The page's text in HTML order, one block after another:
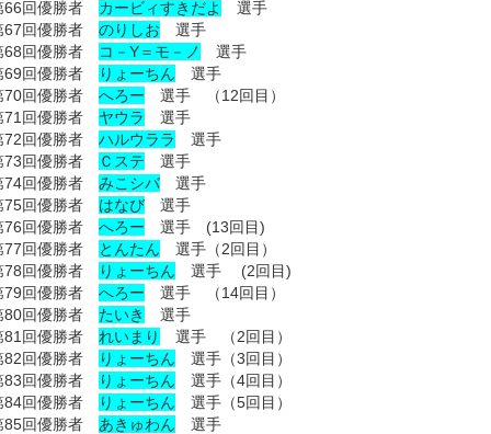
66回優勝者 カービィすきだよ
選手
67回優勝者 のりしお 選手
68回優勝者
コ－Y＝モ－ノ
選手
69回優勝者
りょーちん 選手
70回優勝者 へろー 選手 （12回目）
71回優勝者 ヤウラ
選手
72回優勝者 ハルウララ
選手
73回優勝者
Ｃステ 選手
74回優勝者 みこシバ 選手
75回優勝者 はなび 選手
76回優勝者 へろー 選手 (13回目)
77回優勝者
とんたん 選手（2回目）
78回優勝者
りょーちん 選手 (2回目)
79回優勝者 へろー 選手 （14回目）
80回優勝者 たいき
選手
81回優勝者 れいまり
選手 （2回目）
82回優勝者
りょーちん 選手（3回目）
83回優勝者
りょーちん 選手（4回目）
84回優勝者
りょーちん 選手（5回目）
85回優勝者 あきゅわん 選手